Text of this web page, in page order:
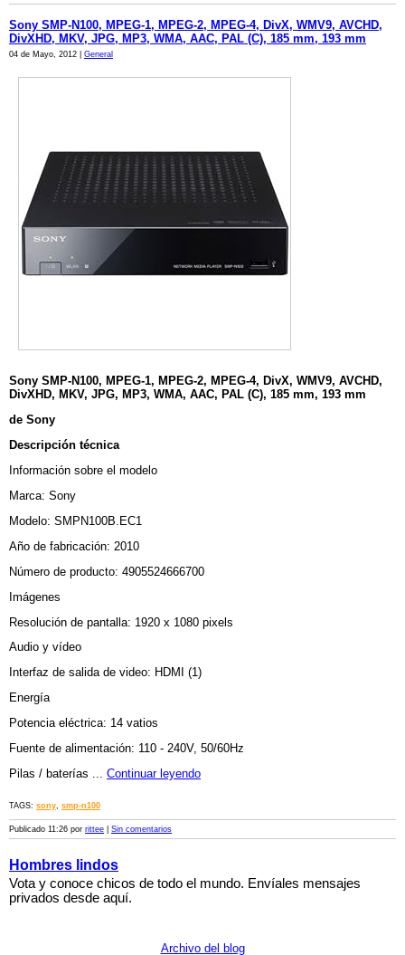
Sony SMP-N100, MPEG-1, MPEG-2, MPEG-4, DivX, WMV9, AVCHD,
DivXHD, MKV, JPG, MP3, WMA, AAC, PAL (C), 185 mm, 193 mm
04 de Mayo, 2012 | General
Sony SMP-N100, MPEG-1, MPEG-2, MPEG-4, DivX, WMV9, AVCHD,
DivXHD, MKV, JPG, MP3, WMA, AAC, PAL (C), 185 mm, 193 mm
de Sony
Descripción técnica
Información sobre el modelo
Marca: Sony
Modelo: SMPN100B.EC1
Año de fabricación: 2010
Número de producto: 4905524666700
Imágenes
Resolución de pantalla: 1920 x 1080 pixels
Audio y vídeo
Interfaz de salida de video: HDMI (1)
Energía
Potencia eléctrica: 14 vatios
Fuente de alimentación: 110 - 240V, 50/60Hz
Pilas / baterías ... Continuar leyendo
TAGS: sony, smp-n100
Publicado 11:26 por rittee Sin comentarios
Hombres lindos
Vota y conoce chicos de todo el mundo. Envíales mensajes
privados desde aquí.
Archivo del blog